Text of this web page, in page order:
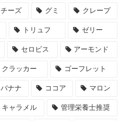
チーズ グミ クレープ
トリュフ ゼリー
セロビス アーモンド
クラッカー ゴーフレット
バナナ ココア マロン
キャラメル 管理栄養士推奨